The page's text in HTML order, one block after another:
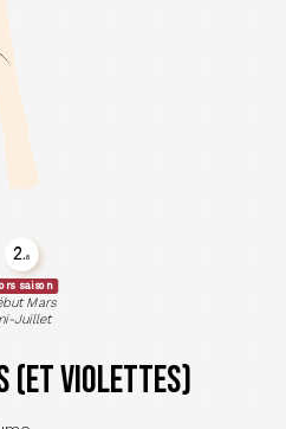
2.8
saison
Mars
Juillet
(et violettes)